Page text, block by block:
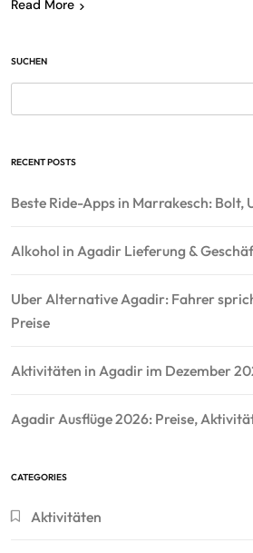
Read More
SUCHEN
RECENT POSTS
Beste Ride-Apps in Marrakesch: Bolt,
Alkohol in Agadir Lieferung &
Uber Alternative Agadir: Fahrer
Preise
Aktivitäten in Agadir im Dezember
Agadir Ausflüge 2026: Preise,
CATEGORIES
Aktivitäten